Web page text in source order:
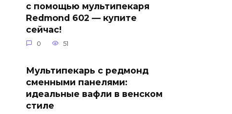
с помощью мультипекаря
Redmond 602 — купите
сейчас!
0 51
Мультипекарь с редмонд
сменными панелями:
идеальные вафли в венском
стиле